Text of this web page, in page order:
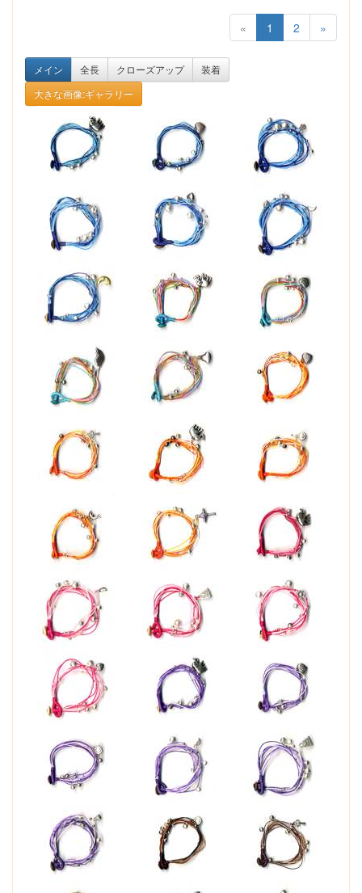
« 1 2 »
メイン 全長 クローズアップ
装着
大きな画像:ギャラリー